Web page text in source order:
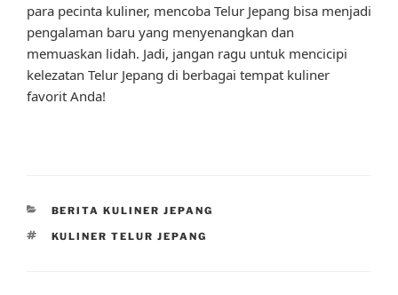
para pecinta kuliner, mencoba Telur Jepang bisa menjadi
pengalaman baru yang menyenangkan dan
memuaskan lidah. Jadi, jangan ragu untuk mencicipi
kelezatan Telur Jepang di berbagai tempat kuliner
favorit Anda!
CATEGORIES
BERITA KULINER JEPANG
TAGS
KULINER TELUR JEPANG